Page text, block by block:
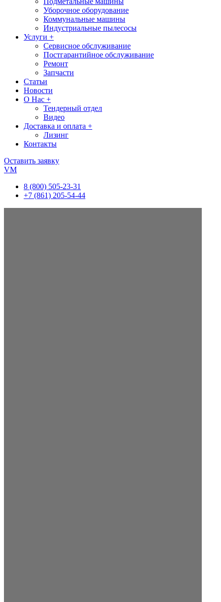
Уборочное оборудование
Коммунальные машины
Индустриальные пылесосы
Услуги +
Сервисное обслуживание
Постгарантийное обслуживание
Ремонт
Запчасти
Статьи
Новости
О Нас +
Тендерный отдел
Видео
Доставка и оплата +
Лизинг
Контакты
Оставить заявку
VM
8 (800) 505-23-31
+7 (861) 205-54-44